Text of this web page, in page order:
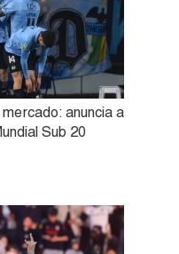
anuncia a
Sub 20